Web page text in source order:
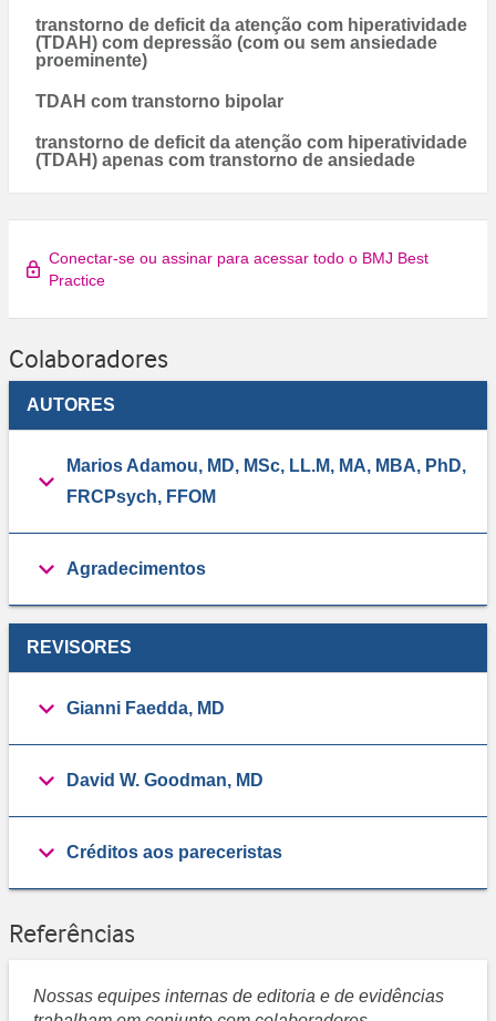
transtorno de deficit da atenção com hiperatividade
(TDAH) com depressão (com ou sem ansiedade
proeminente)
TDAH com transtorno bipolar
transtorno de deficit da atenção com hiperatividade
(TDAH) apenas com transtorno de ansiedade
Conectar-se ou assinar para acessar todo o BMJ Best
Practice
Colaboradores
AUTORES
Marios Adamou, MD, MSc, LL.M, MA, MBA, PhD,
FRCPsych, FFOM
Agradecimentos
REVISORES
Gianni Faedda, MD
David W. Goodman, MD
Créditos aos pareceristas
Referências
Nossas equipes internas de editoria e de evidências